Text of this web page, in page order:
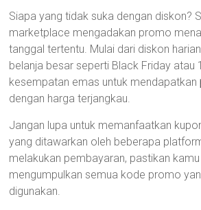
Siapa yang tidak suka dengan diskon?
marketplace mengadakan promo
tanggal tertentu. Mulai dari diskon
belanja besar seperti Black Friday atau
kesempatan emas untuk mendapatkan
dengan harga terjangkau.
Jangan lupa untuk memanfaatkan
yang ditawarkan oleh beberapa
melakukan pembayaran, pastikan
mengumpulkan semua kode promo
digunakan.